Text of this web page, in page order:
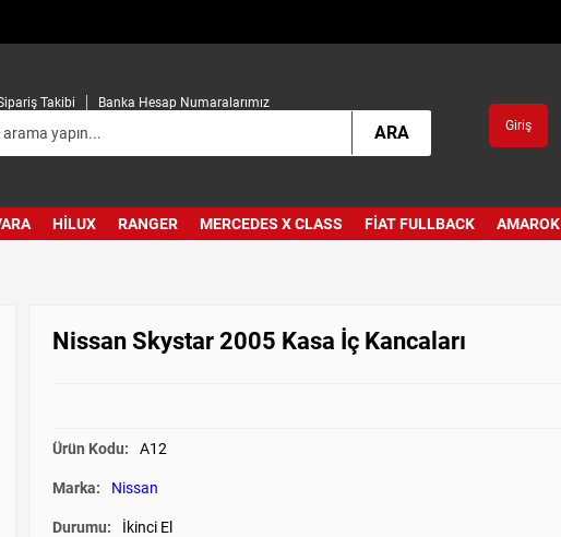
Takibi Banka Hesap Numaralarımız
ARA Giriş
HILUX RANGER MERCEDES X CLASS FIAT FULLBACK AMAROK
Nissan Skystar 2005 Kasa İç Kancaları
Ürün Kodu: A12
Marka: Nissan
Durumu: İkinci El